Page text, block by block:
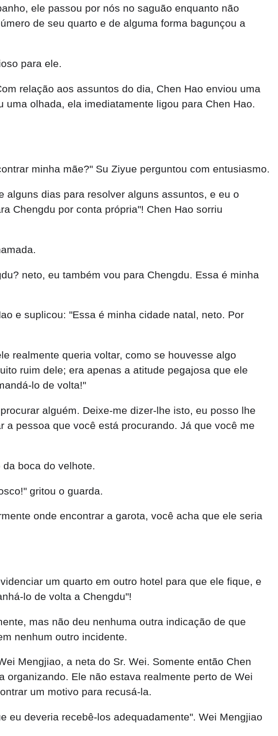
gritou o guarda.
onde encontrar a garota, você acha que ele seria
um quarto em outro hotel para que ele fique, e
lo de volta a Chengdu"!
mas não deu nenhuma outra indicação de que
nenhum outro incidente.
Mengjiao, a neta do Sr. Wei. Somente então Chen
Ele não estava realmente perto de Wei
um motivo para recusá-la.
eu deveria recebê-los adequadamente". Wei Mengjiao